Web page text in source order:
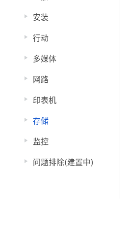
安装
行动
多媒体
网路
印表机
存储
监控
问题排除(建置中)